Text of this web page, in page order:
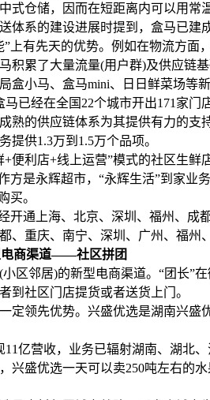
式仓储，因而在短距离内可以用常
体系的建设进展时提到，盒马已建
上有先天的优势。例如在物流方
积累了大量流量(用户群)及供应链
盒小马、盒马mini、日日鲜菜场等
已经在全国22个城市开出171家
熟的供应链体系为其提供有力的
提供1.3万到1.5万个品项。
便利店+线上运营”模式的社区生
方是永辉超市，“永辉生活”到家
买。
开通上海、北京、深圳、福州、
、重庆、南宁、深圳、广州、福州
电商渠道——社区拼团
区邻居)的新型电商渠道。“团长”
到社区门店提货或者送货上门。
定领先优势。兴盛优选是湖南兴盛
亿营收，业务已辐射湖南、湖北
兴盛优选一天可以卖250吨左右的